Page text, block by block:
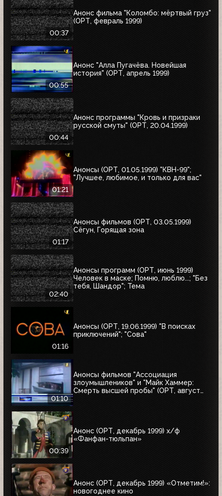
00:37
Анонс фильма "Коломбо: мёртвый груз"
(ОРТ, февраль 1999)
00:55
Анонс "Алла Пугачёва. Новейшая
история" (ОРТ, апрель 1999)
00:44
Анонс программы "Кровь и призраки
русской смуты" (ОРТ, 20.04.1999)
01:21
Анонсы (ОРТ, 01.05.1999) "КВН-99";
"Лучшее, любимое, и только для вас"
01:17
Анонсы фильмов (ОРТ, 03.05.1999)
Сёгун, Горящая зона
02:40
Анонсы программ (ОРТ, июнь 1999)
Человек в маске; Помню, люблю...; "Без
тебя, Шандор"; Тема
01:16
Анонсы (ОРТ, 19.06.1999) "В поисках
приключений"; "Сова"
01:10
Анонсы фильмов "Ассоциация
злоумышлеников" и "Майк Хаммер:
Смерть высшей пробы" (ОРТ, август
00:39
Анонс (ОРТ, декабрь 1999) х/ф
«Фанфан-тюльпан»
Анонс (ОРТ, декабрь 1999) «Отметим!»:
новогоднее кино